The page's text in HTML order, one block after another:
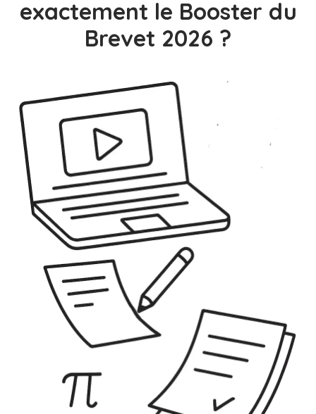
exactement le Booster du
Brevet 2026 ?